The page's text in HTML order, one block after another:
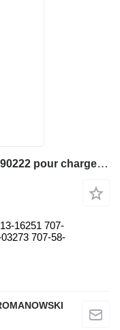
Vérin hydraulique Komatsu 7075990222 pour chargeuse sur pneus Komatsu WA420 WA430 WA470
16251 707-
707-58-